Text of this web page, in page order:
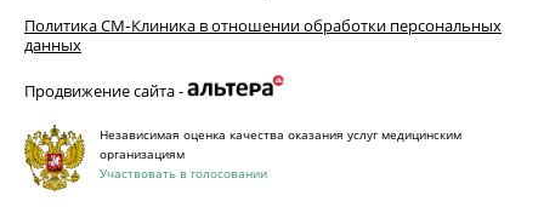
Политика СМ‑Клиника в отношении обработки персональных
данных
Продвижение сайта -
Независимая оценка качества оказания услуг медицинским
организациям
Участвовать в голосовании